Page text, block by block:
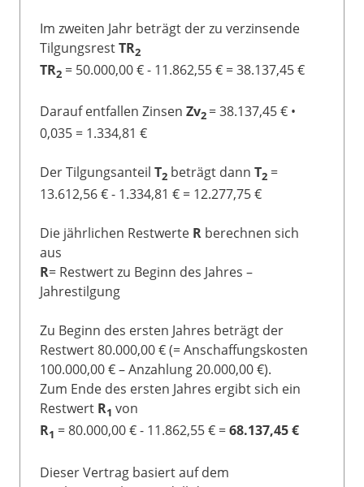
Im zweiten Jahr beträgt der zu verzinsende
TilgungsrestTR2
TR2 = 50.000,00 € - 11.862,55 € = 38.137,45 €
Darauf entfallen Zinsen Zv2 = 38.137,45 € •
0,035 = 1.334,81 €
Der Tilgungsanteil T2 beträgt dann T2 =
13.612,56 € - 1.334,81 € = 12.277,75 €
Die jährlichen Restwerte R berechnen sich
aus
R= Restwert zu Beginn des Jahres –
Jahrestilgung
Zu Beginn des ersten Jahres beträgt der
Restwert 80.000,00 € (= Anschaffungskosten
100.000,00 € – Anzahlung 20.000,00 €).
Zum Ende des ersten Jahres ergibt sich ein
Restwert R1 von
R1 = 80.000,00 € - 11.862,55 € =68.137,45 €
Dieser Vertrag basiert auf dem